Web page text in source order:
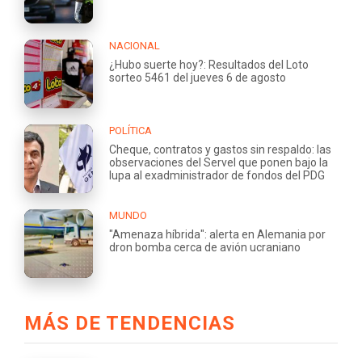
NACIONAL
¿Hubo suerte hoy?: Resultados del Loto
sorteo 5461 del jueves 6 de agosto
POLÍTICA
Cheque, contratos y gastos sin respaldo: las
observaciones del Servel que ponen bajo la
lupa al exadministrador de fondos del PDG
MUNDO
"Amenaza híbrida": alerta en Alemania por
dron bomba cerca de avión ucraniano
MÁS DE TENDENCIAS